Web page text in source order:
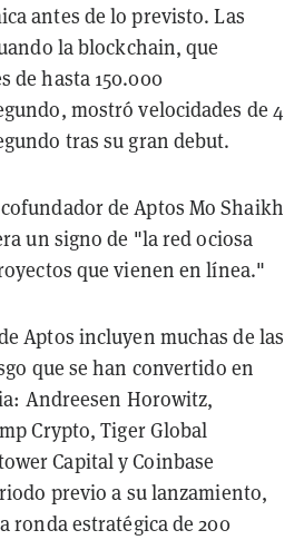
antes de lo previsto. Las
la blockchain, que
de hasta 150.000
mostró velocidades de 4
tras su gran debut.
de Aptos Mo Shaikh
un signo de "la red ociosa
que vienen en línea."
Aptos incluyen muchas de las
que se han convertido en
Andreesen Horowitz,
Crypto, Tiger Global
Capital y Coinbase
previo a su lanzamiento,
ronda estratégica de 200